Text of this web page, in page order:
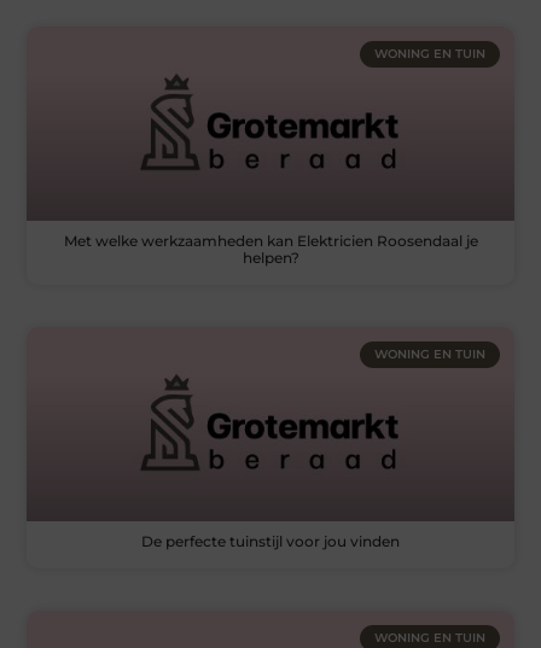
WONING EN TUIN
Met welke werkzaamheden kan Elektricien Roosendaal je
helpen?
WONING EN TUIN
De perfecte tuinstijl voor jou vinden
WONING EN TUIN